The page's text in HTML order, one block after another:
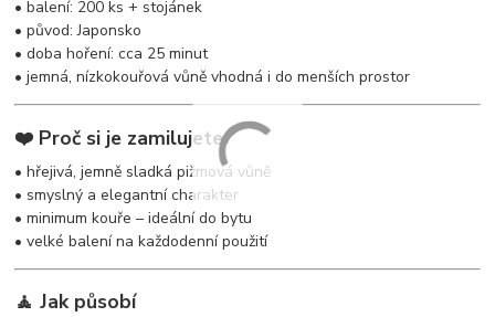
• balení: 200 ks + stojánek
• původ: Japonsko
• doba hoření: cca 25 minut
• jemná, nízkokouřová vůně vhodná i do menších prostor
❤️ Proč si je zamilujete
• hřejivá, jemně sladká pižmová vůně
• smyslný a elegantní charakter
• minimum kouře – ideální do bytu
• velké balení na každodenní použití
🧘 Jak působí